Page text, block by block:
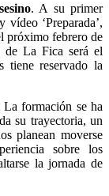
. A su primer
vídeo ‘Preparada’,
próximo febrero de
de La Fica será el
tiene reservado la
La formación se ha
su trayectoria, un
planean moverse
sobre los
la jornada de